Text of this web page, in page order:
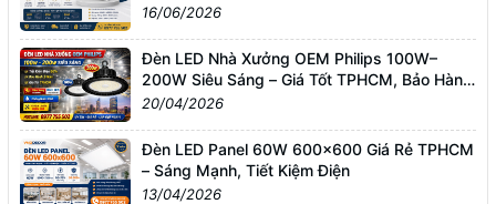
16/06/2026
Đèn LED Nhà Xưởng OEM Philips 100W–
200W Siêu Sáng – Giá Tốt TPHCM, Bảo Hành
3 Năm
20/04/2026
Đèn LED Panel 60W 600x600 Giá Rẻ TPHCM
– Sáng Mạnh, Tiết Kiệm Điện
13/04/2026